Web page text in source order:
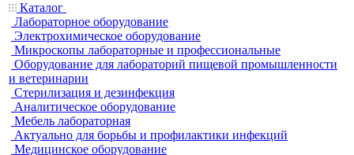
Каталог
Лабораторное оборудование
Электрохимическое оборудование
Микроскопы лабораторные и профессиональные
Оборудование для лабораторий пищевой промышленности
и ветеринарии
Стерилизация и дезинфекция
Аналитическое оборудование
Мебель лабораторная
Актуально для борьбы и профилактики инфекций
Медицинское оборудование